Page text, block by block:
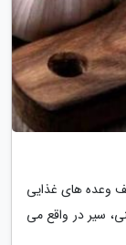
وعده های غذایی
سیر در واقع می